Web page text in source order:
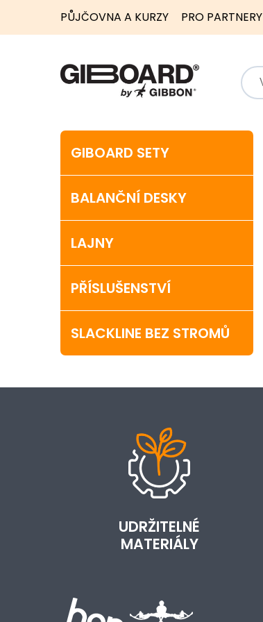
PŮJČOVNA A KURZY PRO PARTNERY
GIBOARD SETY
BALANČNÍ DESKY
LAJNY
PŘÍSLUŠENSTVÍ
SLACKLINE BEZ STROMŮ
UDRŽITELNÉ
MATERIÁLY